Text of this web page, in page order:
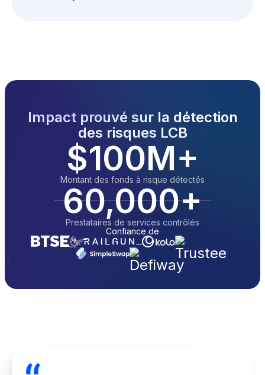
Impact prouvé sur la détection
des risques LCB
$100M+
Montant des fonds à risque détectés
60,000+
Prestataires de services contrôlés
Confiance de